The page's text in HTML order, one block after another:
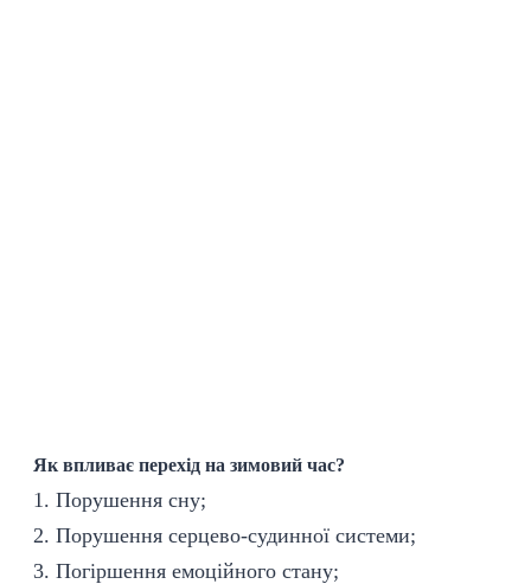
Як впливає перехід на зимовий час?
1. Порушення сну;
2. Порушення серцево-судинної системи;
3. Погіршення емоційного стану;